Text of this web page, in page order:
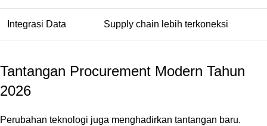
Integrasi Data Supply chain lebih terkoneksi
Tantangan Procurement Modern Tahun
2026
Perubahan teknologi juga menghadirkan tantangan baru.